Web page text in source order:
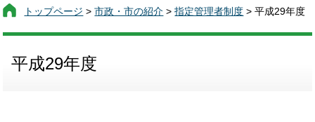
トップページ >市政・市の紹介 >指定管理者制度 > 平成29年度
平成29年度